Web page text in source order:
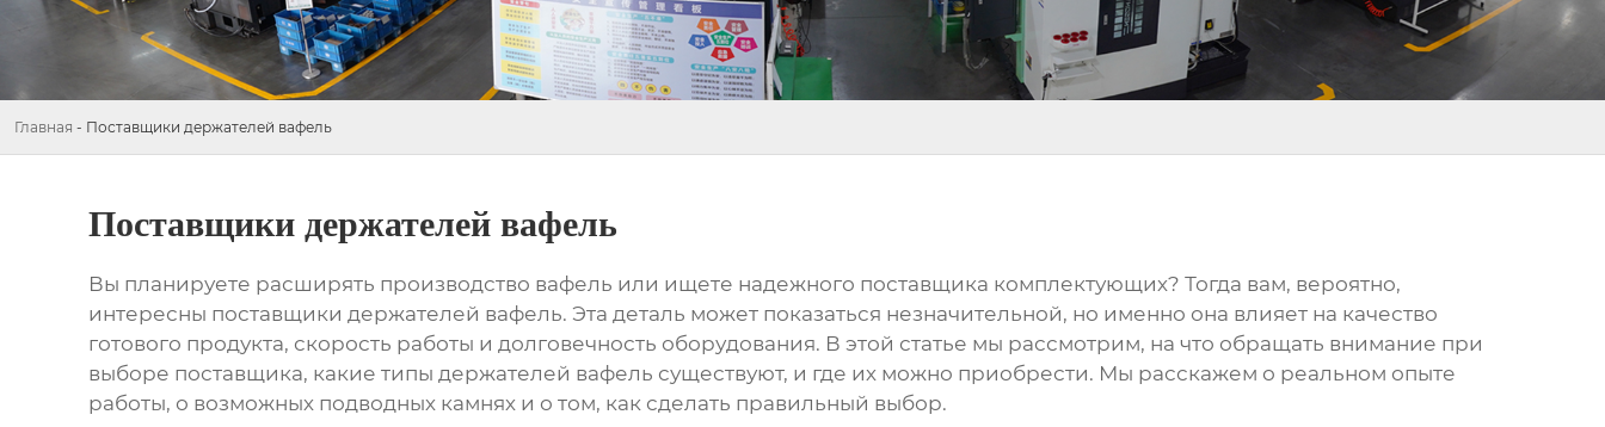
Главная - Поставщики держателей вафель
Поставщики держателей вафель
Вы планируете расширять производство вафель или ищете надежного поставщика комплектующих? Тогда вам, вероятно,
интересны поставщики держателей вафель. Эта деталь может показаться незначительной, но именно она влияет на качество
готового продукта, скорость работы и долговечность оборудования. В этой статье мы рассмотрим, на что обращать внимание при
выборе поставщика, какие типы держателей вафель существуют, и где их можно приобрести. Мы расскажем о реальном опыте
работы, о возможных подводных камнях и о том, как сделать правильный выбор.